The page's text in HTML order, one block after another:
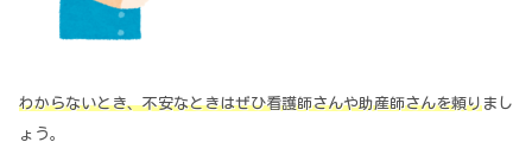
わからないとき、不安なときはぜひ看護師さんや助産師さんを頼りまし
ょう。